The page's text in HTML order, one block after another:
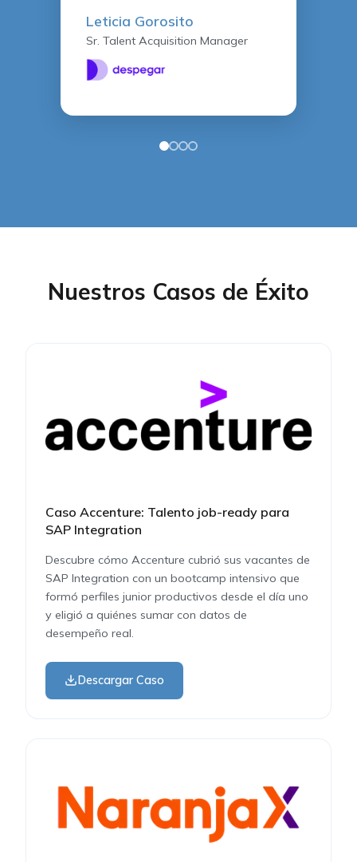
Leticia Gorosito
Sr. Talent Acquisition Manager
Nuestros Casos de Éxito
Caso Accenture: Talento job-ready para
SAP Integration
Descubre cómo Accenture cubrió sus vacantes de
SAP Integration con un bootcamp intensivo que
formó perfiles junior productivos desde el día uno
y eligió a quiénes sumar con datos de
desempeño real.
Descargar Caso